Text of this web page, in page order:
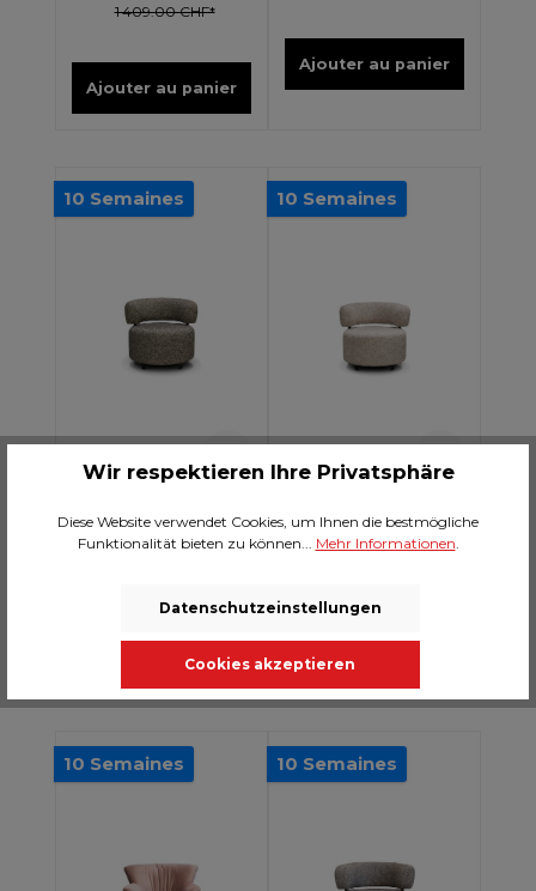
1 409.00 CHF*
Ajouter au panier
Ajouter au panier
10 Semaines
Fauteuil Martin -
Corbet 100
Ajouter au panier
10 Semaines
Fauteuil Martin -
Corbet 23
Ajouter au panier
10 Semaines 10 Semaines
Wir respektieren Ihre Privatsphäre
Diese Website verwendet Cookies, um Ihnen die bestmögliche
Funktionalität bieten zu können... Mehr Informationen
Datenschutzeinstellungen
Cookies akzeptieren